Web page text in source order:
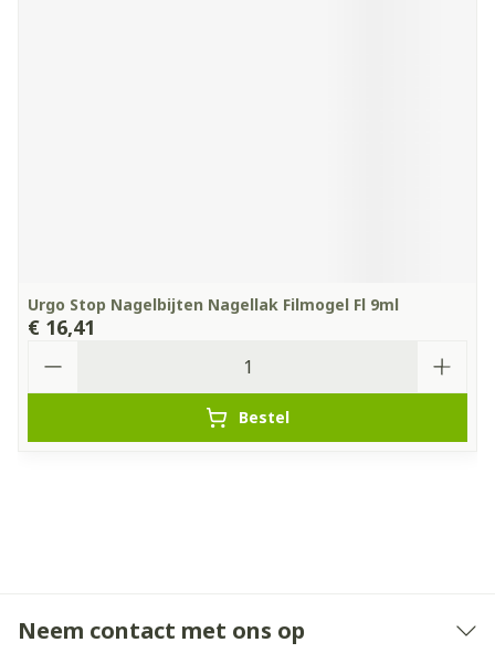
Urgo Stop Nagelbijten Nagellak Filmogel Fl 9ml
€ 16,41
Bestel
Neem contact met ons op